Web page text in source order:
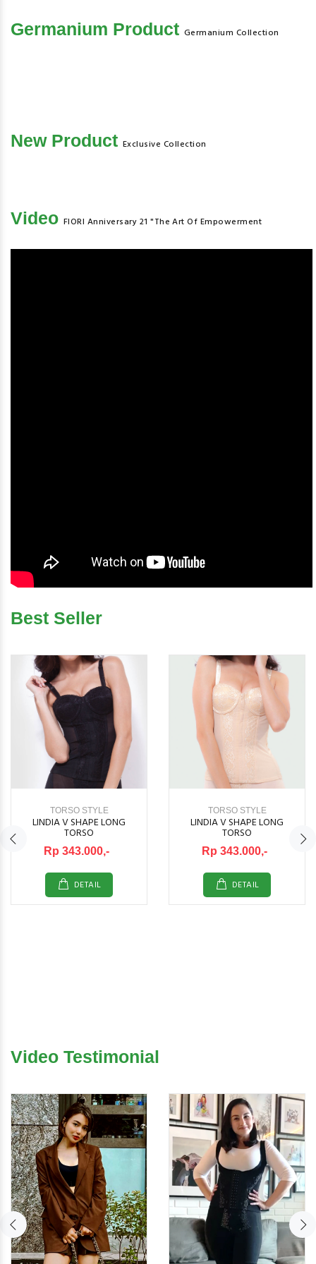
Germanium Product Germanium Collection
New Product Exclusive Collection
Video FIORI Anniversary 21 "The Art Of Empowerment
Best Seller
TORSO STYLE
LINDIA V SHAPE LONG
TORSO
Rp 343.000,-
DETAIL
TORSO STYLE
LINDIA V SHAPE LONG
TORSO
Rp 343.000,-
DETAIL
Video Testimonial